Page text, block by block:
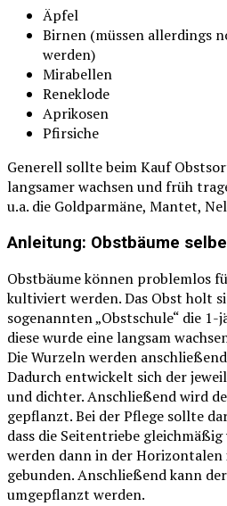
Äpfel
Birnen (müssen allerdings
werden)
Mirabellen
Reneklode
Aprikosen
Pfirsiche
Generell sollte beim Kauf
langsamer wachsen und früh
u.a. die Goldparmäne, Mantet,
Anleitung: Obstbäume
Obstbäume können problemlos
kultiviert werden. Das Obst holt
sogenannten „Obstschule“ die 1-
diese wurde eine langsam
Die Wurzeln werden
Dadurch entwickelt sich der
und dichter. Anschließend wird
gepflanzt. Bei der Pflege sollte
dass die Seitentriebe gleichmäßig
werden dann in der
gebunden. Anschließend kann
umgepflanzt werden.